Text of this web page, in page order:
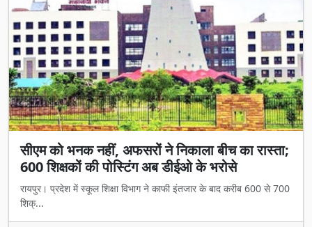
सीएम को भनक नहीं, अफसरों ने निकाला बीच का रास्ता;
600 शिक्षकों की पोस्टिंग अब डीईओ के भरोसे
रायपुर। प्रदेश में स्कूल शिक्षा विभाग ने काफी इंतजार के बाद करीब 600 से 700
शिक्...